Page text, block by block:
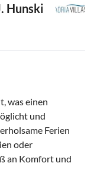
Hunski
was einen
und
Ferien
oder
an Komfort und